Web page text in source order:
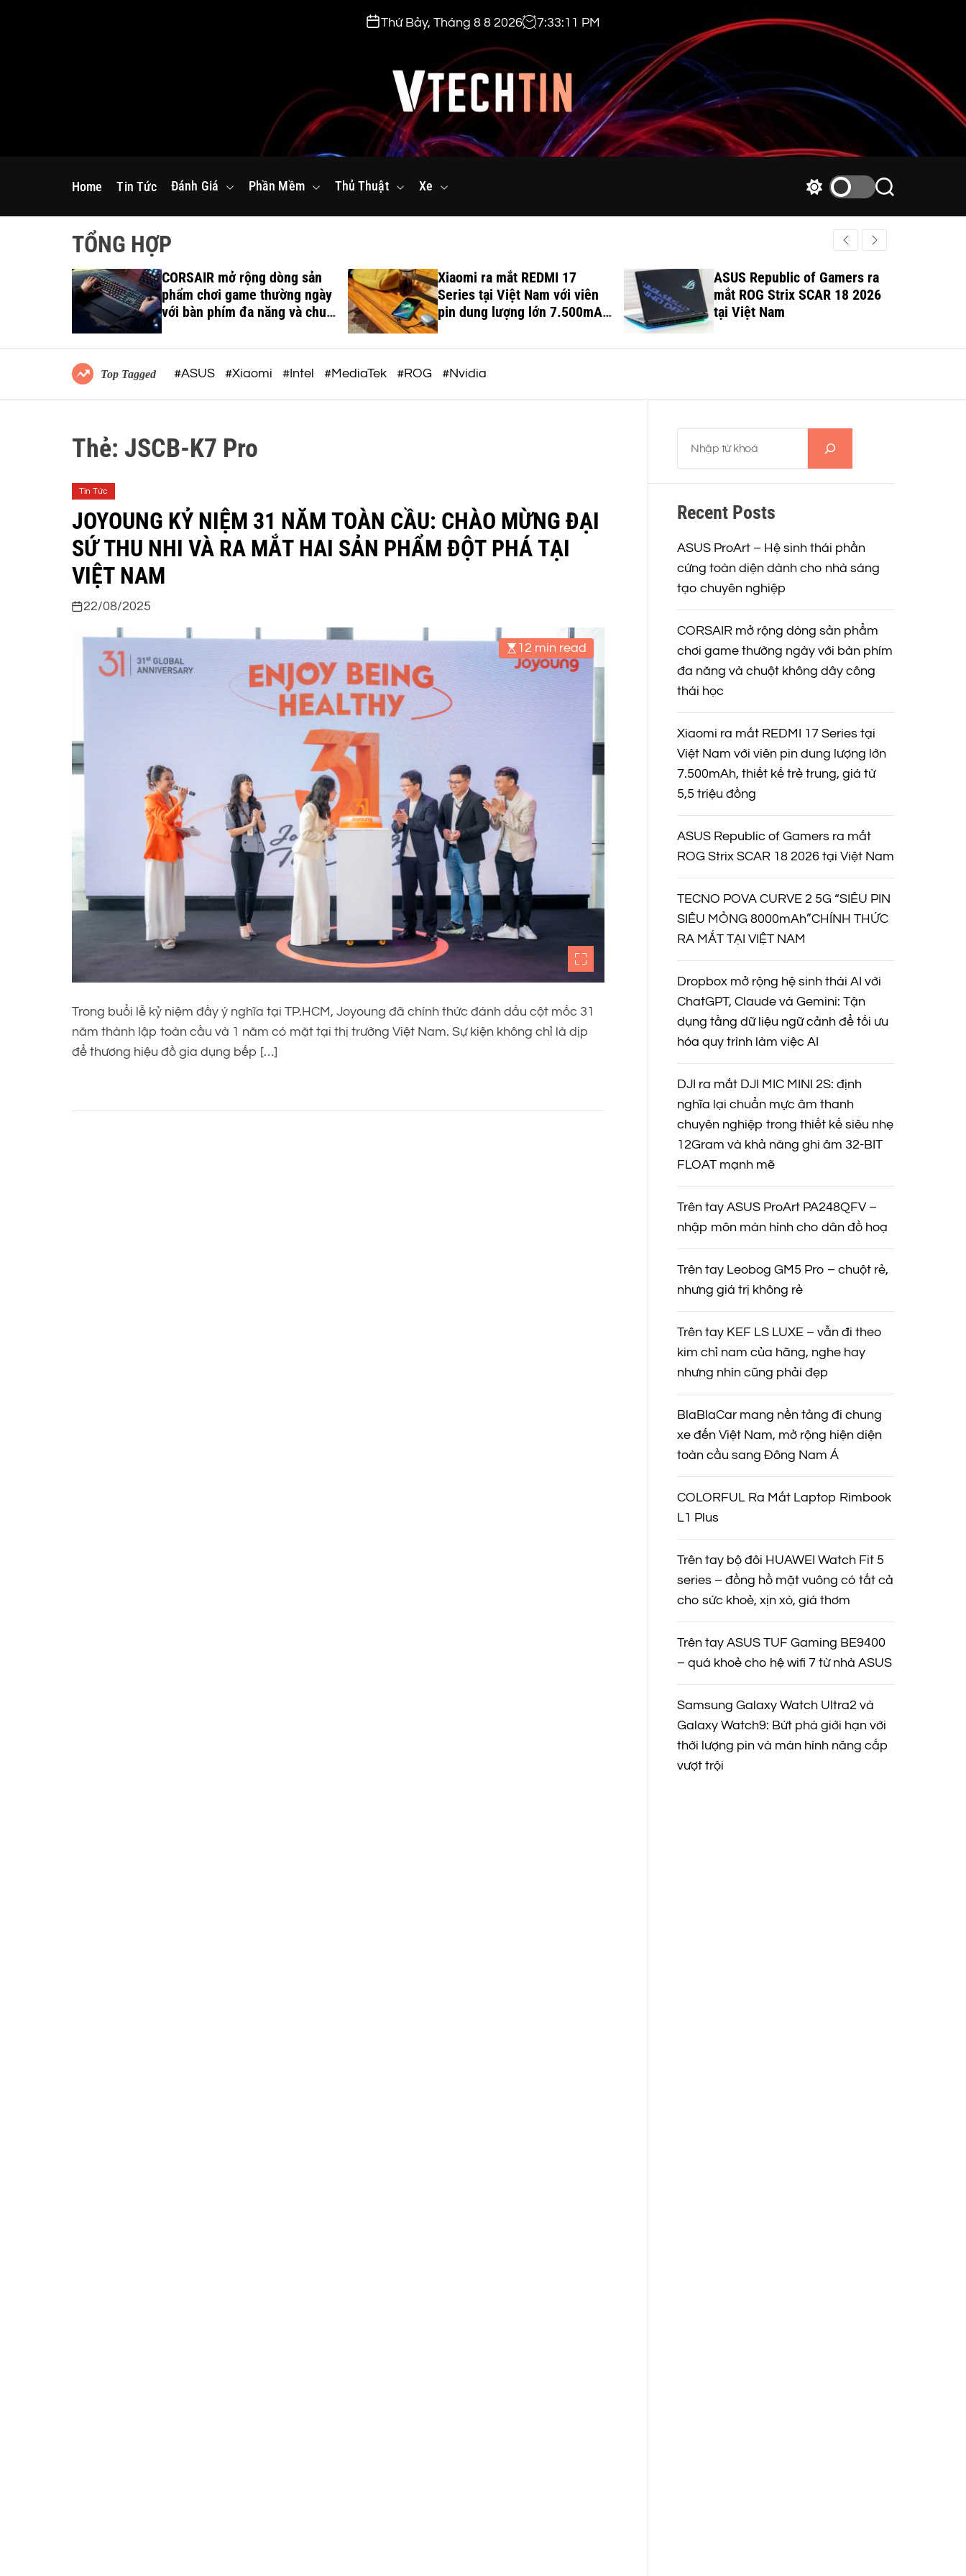
Thứ Bảy, Tháng 8 8 2026 7:33:12 PM
v
e
i
n
.
c
o
m
Home Tin Tức Đánh Giá Phần Mềm Thủ Thuật Xe
h
c
o
r
d
S
r
h
TỔNG HỢP
CORSAIR mở rộng dòng sản
phẩm chơi game thường ngày
với bàn phím đa năng và chuột
không dây công thái học
Xiaomi ra mắt REDMI 17
Series tại Việt Nam với viên
pin dung lượng lớn 7.500mAh,
thiết kế trẻ trung, giá từ 5,5
triệu đồng
ASUS Republic of Gamers ra
mắt ROG Strix SCAR 18 2026
tại Việt Nam
Top Tagged #ASUS #Xiaomi #Intel #MediaTek #ROG #Nvidia
Thẻ: JSCB-K7 Pro
Tin Tức
JOYOUNG KỶ NIỆM 31 NĂM TOÀN CẦU: CHÀO MỪNG ĐẠI
SỨ THU NHI VÀ RA MẮT HAI SẢN PHẨM ĐỘT PHÁ TẠI
VIỆT NAM
22/08/2025
12 min read
Trong buổi lễ kỷ niệm đầy ý nghĩa tại TP.HCM, Joyoung đã chính thức đánh dấu cột mốc 31
năm thành lập toàn cầu và 1 năm có mặt tại thị trường Việt Nam. Sự kiện không chỉ là dịp
để thương hiệu đồ gia dụng bếp […]
m
i
m
Recent Posts
ASUS ProArt – Hệ sinh thái phần
cứng toàn diện dành cho nhà sáng
tạo chuyên nghiệp
CORSAIR mở rộng dòng sản phẩm
chơi game thường ngày với bàn phím
đa năng và chuột không dây công
thái học
Xiaomi ra mắt REDMI 17 Series tại
Việt Nam với viên pin dung lượng lớn
7.500mAh, thiết kế trẻ trung, giá từ
5,5 triệu đồng
ASUS Republic of Gamers ra mắt
ROG Strix SCAR 18 2026 tại Việt Nam
TECNO POVA CURVE 2 5G “SIÊU PIN
SIÊU MỎNG 8000mAh”CHÍNH THỨC
RA MẮT TẠI VIỆT NAM
Dropbox mở rộng hệ sinh thái AI với
ChatGPT, Claude và Gemini: Tận
dụng tầng dữ liệu ngữ cảnh để tối ưu
hóa quy trình làm việc AI
DJI ra mắt DJI MIC MINI 2S: định
nghĩa lại chuẩn mực âm thanh
chuyên nghiệp trong thiết kế siêu nhẹ
12Gram và khả năng ghi âm 32-BIT
FLOAT mạnh mẽ
Trên tay ASUS ProArt PA248QFV –
nhập môn màn hình cho dân đồ hoạ
Trên tay Leobog GM5 Pro – chuột rẻ,
nhưng giá trị không rẻ
Trên tay KEF LS LUXE – vẫn đi theo
kim chỉ nam của hãng, nghe hay
nhưng nhìn cũng phải đẹp
BlaBlaCar mang nền tảng đi chung
xe đến Việt Nam, mở rộng hiện diện
toàn cầu sang Đông Nam Á
COLORFUL Ra Mắt Laptop Rimbook
L1 Plus
Trên tay bộ đôi HUAWEI Watch Fit 5
series – đồng hồ mặt vuông có tất cả
cho sức khoẻ, xịn xò, giá thơm
Trên tay ASUS TUF Gaming BE9400
– quá khoẻ cho hệ wifi 7 từ nhà ASUS
Samsung Galaxy Watch Ultra2 và
Galaxy Watch9: Bứt phá giới hạn với
thời lượng pin và màn hình nâng cấp
vượt trội